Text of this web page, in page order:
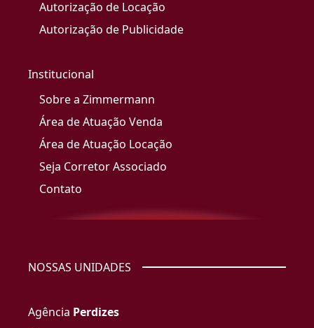
Autorização de Locação
Autorização de Publicidade
Institucional
Sobre a Zimmermann
Área de Atuação Venda
Área de Atuação Locação
Seja Corretor Associado
Contato
NOSSAS UNIDADES
Agência Perdizes